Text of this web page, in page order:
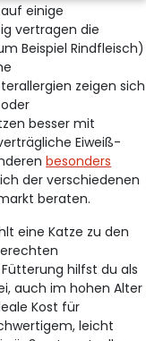
einige
vertragen die
Beispiel Rindfleisch)
zeigen sich
besser mit
Eiweiß-
besonders
der verschiedenen
beraten.
eine Katze zu den
hilfst du als
auch im hohen Alter
Kost für
leicht